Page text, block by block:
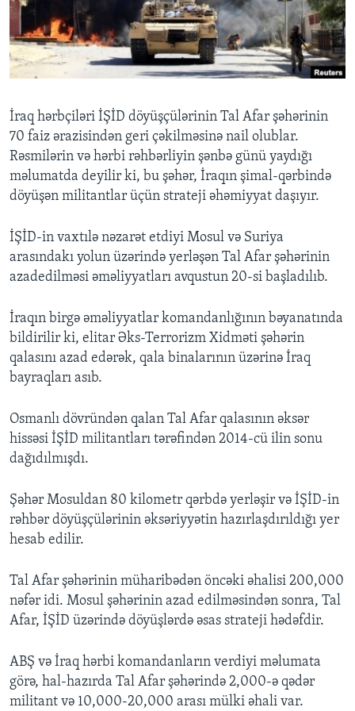
BIZI IZLƏYIN
Dillər
İraq hərbçiləri İŞİD döyüşçülərinin Tal Afar şəhərinin
70 faiz ərazisindən geri çəkilməsinə nail olublar.
Rəsmilərin və hərbi rəhbərliyin şənbə günü yaydığı
məlumatda deyilir ki, bu şəhər, İraqın şimal-qərbində
döyüşən militantlar üçün strateji əhəmiyyat daşıyır.
İŞİD-in vaxtılə nəzarət etdiyi Mosul və Suriya
arasındakı yolun üzərində yerləşən Tal Afar şəhərinin
azadedilməsi əməliyyatları avqustun 20-si başladılıb.
İraqın birgə əməliyyatlar komandanlığının bəyanatında
bildirilir ki, elitar Əks-Terrorizm Xidməti şəhərin
qalasını azad edərək, qala binalarının üzərinə İraq
bayraqları asıb.
Osmanlı dövründən qalan Tal Afar qalasının əksər
hissəsi İŞİD militantları tərəfindən 2014-cü ilin sonu
dağıdılmışdı.
Şəhər Mosuldan 80 kilometr qərbdə yerləşir və İŞİD-in
rəhbər döyüşçülərinin əksəriyyətin hazırlaşdırıldığı yer
hesab edilir.
Tal Afar şəhərinin müharibədən öncəki əhalisi 200,000
nəfər idi. Mosul şəhərinin azad edilməsindən sonra, Tal
Afar, İŞİD üzərində döyüşlərdə əsas strateji hədəfdir.
ABŞ və İraq hərbi komandanların verdiyi məlumata
görə, hal-hazırda Tal Afar şəhərində 2,000-ə qədər
militant və 10,000-20,000 arası mülki əhali var.